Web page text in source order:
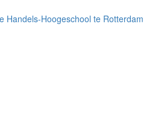
Handels-Hoogeschool te Rotterdam